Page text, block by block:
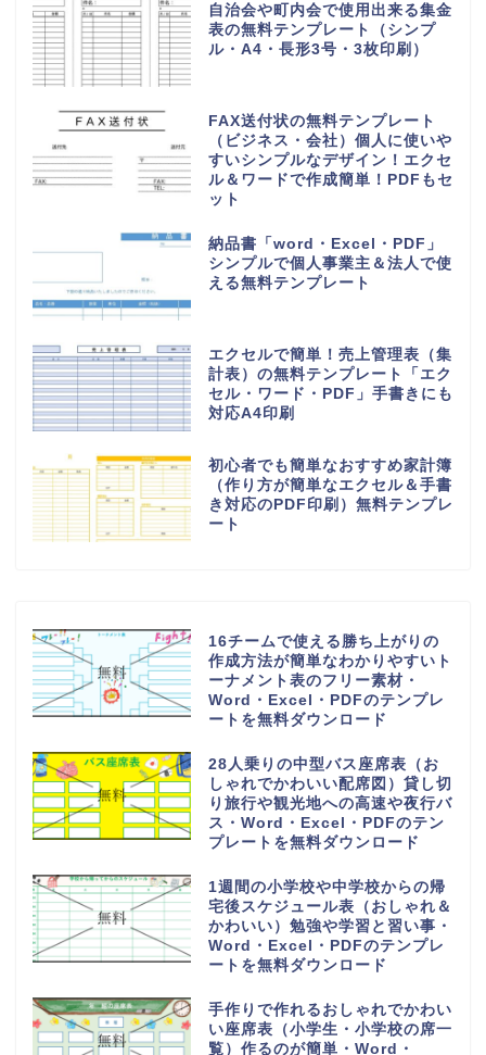
自治会や町内会で使用出来る集金
表の無料テンプレート（シンプ
ル・A4・長形3号・3枚印刷）
FAX送付状の無料テンプレート
（ビジネス・会社）個人に使いや
すいシンプルなデザイン！エクセ
ル＆ワードで作成簡単！PDFもセ
ット
納品書「word・Excel・PDF」
シンプルで個人事業主＆法人で使
える無料テンプレート
エクセルで簡単！売上管理表（集
計表）の無料テンプレート「エク
セル・ワード・PDF」手書きにも
対応A4印刷
初心者でも簡単なおすすめ家計簿
（作り方が簡単なエクセル＆手書
き対応のPDF印刷）無料テンプレ
ート
16チームで使える勝ち上がりの
作成方法が簡単なわかりやすいト
ーナメント表のフリー素材・
Word・Excel・PDFのテンプレ
ートを無料ダウンロード
28人乗りの中型バス座席表（お
しゃれでかわいい配席図）貸し切
り旅行や観光地への高速や夜行バ
ス・Word・Excel・PDFのテン
プレートを無料ダウンロード
1週間の小学校や中学校からの帰
宅後スケジュール表（おしゃれ＆
かわいい）勉強や学習と習い事・
Word・Excel・PDFのテンプレ
ートを無料ダウンロード
手作りで作れるおしゃれでかわい
い座席表（小学生・小学校の席一
覧）作るのが簡単・Word・